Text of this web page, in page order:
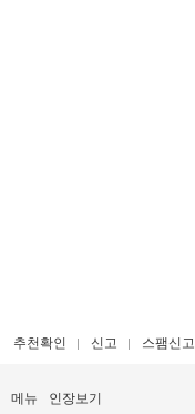
추천확인 신고 스팸신고
메뉴 인장보기